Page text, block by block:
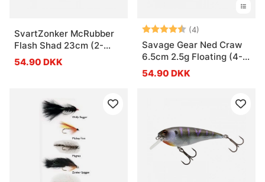
SvartZonker McRubber
Flash Shad 23cm (2-
pack) - UV Black Back
54.90 DKK
Vurdering: (4)
Savage Gear Ned Craw
6.5cm 2.5g Floating (4-
pack)
54.90 DKK